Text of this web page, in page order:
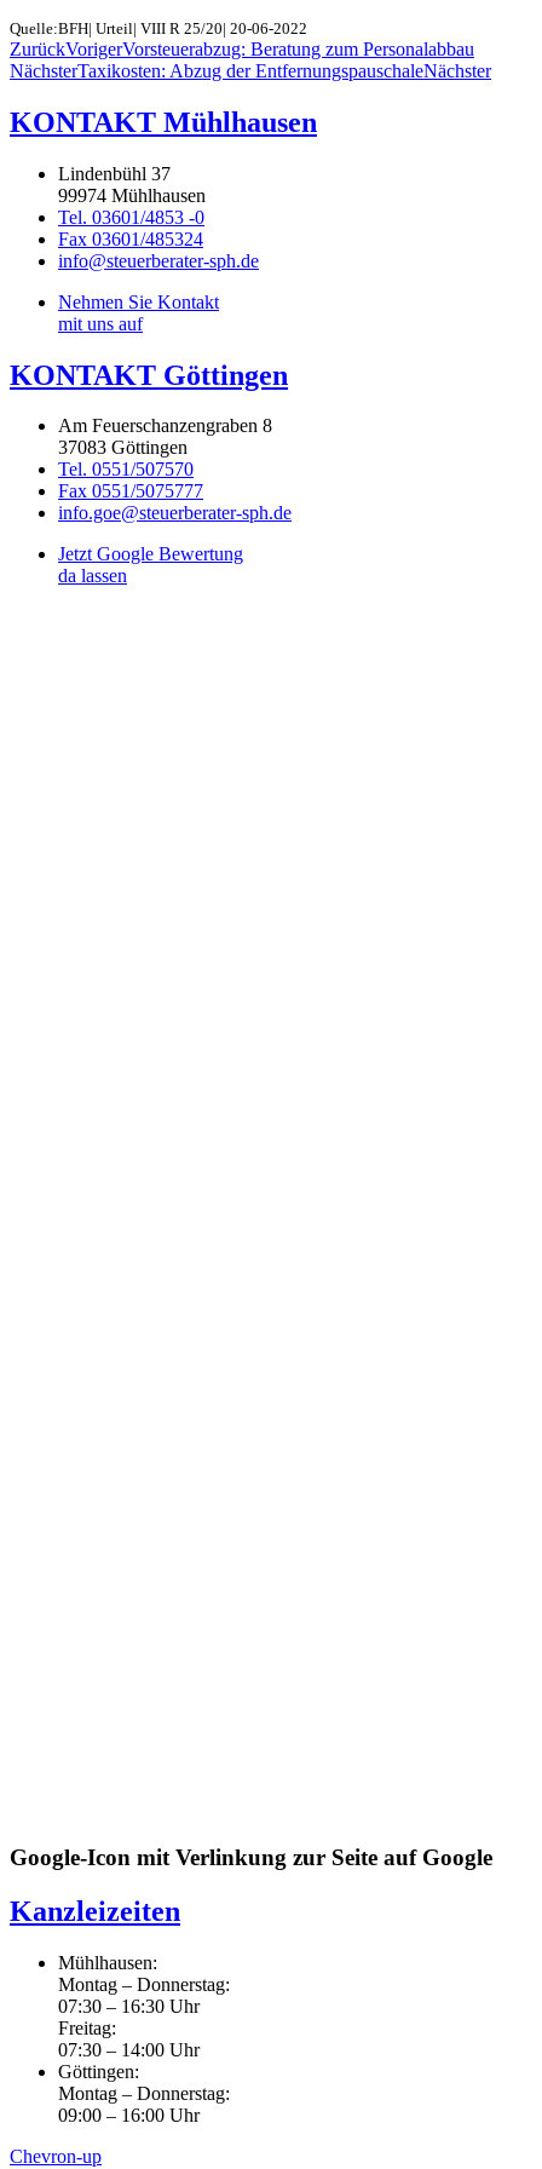
Quelle:BFH| Urteil| VIII R 25/20| 20-06-2022
ZurückVorigerVorsteuerabzug: Beratung zum Personalabbau
NächsterTaxikosten: Abzug der EntfernungspauschaleNächster
KONTAKT Mühlhausen
Lindenbühl 37
99974 Mühlhausen
Tel. 03601/4853 -0
Fax 03601/485324
info@steuerberater-sph.de
Nehmen Sie Kontakt
mit uns auf
KONTAKT Göttingen
Am Feuerschanzengraben 8
37083 Göttingen
Tel. 0551/507570
Fax 0551/5075777
info.goe@steuerberater-sph.de
Jetzt Google Bewertung
da lassen
Google-Icon mit Verlinkung zur Seite auf Google
Kanzleizeiten
Mühlhausen:
Montag – Donnerstag:
07:30 – 16:30 Uhr
Freitag:
07:30 – 14:00 Uhr
Göttingen:
Montag – Donnerstag:
09:00 – 16:00 Uhr
Chevron-up